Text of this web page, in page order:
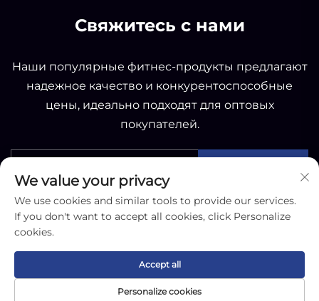
Свяжитесь с нами
Наши популярные фитнес-продукты предлагают
надежное качество и конкурентоспособные
цены, идеально подходят для оптовых
покупателей.
Copyright © 2025 by Nantong OK Sporting Co.,Ltd -
Политика конфиденциальности
We value your privacy
We use cookies and similar tools to provide our services.
If you don't want to accept all cookies, click Personalize
cookies.
Personalize cookies
Accept all